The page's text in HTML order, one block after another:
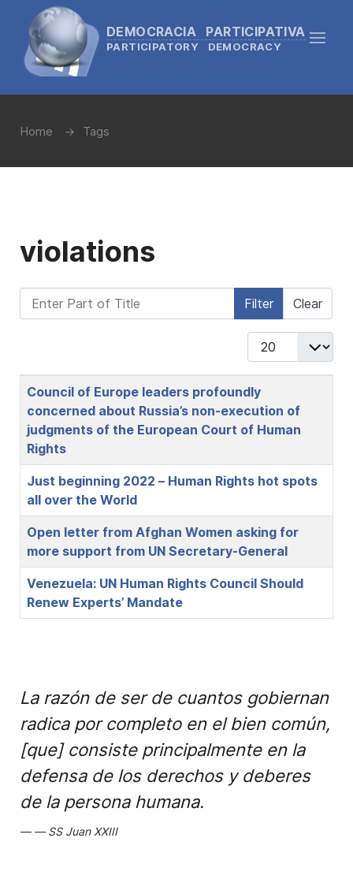
DEMOCRACIA PARTICIPATIVA
PARTICIPATORY DEMOCRACY
Home Tags
violations
Enter Part of Title Filter Clear
Display #
Title
Council of Europe leaders profoundly
concerned about Russia’s non-execution of
judgments of the European Court of Human
Rights
Just beginning 2022 – Human Rights hot spots
all over the World
Open letter from Afghan Women asking for
more support from UN Secretary-General
Venezuela: UN Human Rights Council Should
Renew Experts’ Mandate
La razón de ser de cuantos gobiernan
radica por completo en el bien común,
[que] consiste principalmente en la
defensa de los derechos y deberes
de la persona humana.
SS Juan XXIII